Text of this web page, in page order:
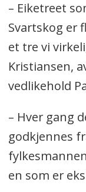
– Eiketreet
Svartskog er
et tre vi
Kristiansen,
vedlikehold
– Hver gang
godkjennes
en som er